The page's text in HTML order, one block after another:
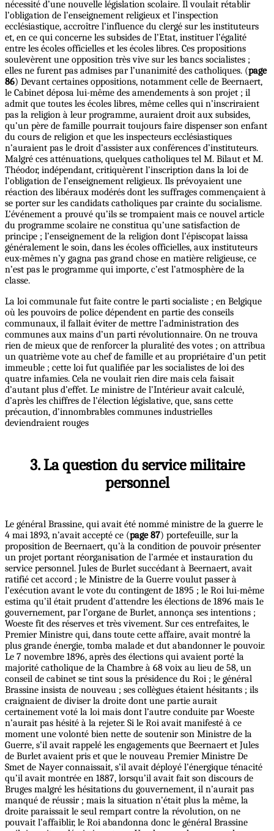
nécessité d’une nouvelle législation scolaire. Il voulait rétablir
l’obligation de l’enseignement religieux et l’inspection
ecclésiastique, accroître l’influence du clergé sur les instituteurs
et, en ce qui concerne les subsides de l’Etat, instituer l’égalité
entre les écoles officielles et les écoles libres. Ces propositions
soulevèrent une opposition très vive sur les bancs socialistes ;
elles ne furent pas admises par l’unanimité des catholiques. (page
86) Devant certaines oppositions, notamment celle de Beernaert,
le Cabinet déposa lui-même des amendements à son projet ; il
admit que toutes les écoles libres, même celles qui n’inscriraient
pas la religion à leur programme, auraient droit aux subsides,
qu’un père de famille pourrait toujours faire dispenser son enfant
du cours de religion et que les inspecteurs ecclésiastiques
n’auraient pas le droit d’assister aux conférences d’instituteurs.
Malgré ces atténuations, quelques catholiques tel M. Bilaut et M.
Théodor, indépendant, critiquèrent l’inscription dans la loi de
l’obligation de l’enseignement religieux. Ils prévoyaient une
réaction des libéraux modérés dont les suffrages commençaient à
se porter sur les candidats catholiques par crainte du socialisme.
L’événement a prouvé qu’ils se trompaient mais ce nouvel article
du programme scolaire ne constitua qu’une satisfaction de
principe ; l’enseignement de la religion dont l’épiscopat laissa
généralement le soin, dans les écoles officielles, aux instituteurs
eux-mêmes n’y gagna pas grand chose en matière religieuse, ce
n’est pas le programme qui importe, c’est l’atmosphère de la
classe.
La loi communale fut faite contre le parti socialiste ; en Belgique
où les pouvoirs de police dépendent en partie des conseils
communaux, il fallait éviter de mettre l’administration des
communes aux mains d’un parti révolutionnaire. On ne trouva
rien de mieux que de renforcer la pluralité des votes ; on attribua
un quatrième vote au chef de famille et au propriétaire d’un petit
immeuble ; cette loi fut qualifiée par les socialistes de loi des
quatre infamies. Cela ne voulait rien dire mais cela faisait
d’autant plus d’effet. Le ministre de l’Intérieur avait calculé,
d’après les chiffres de l’élection législative, que, sans cette
précaution, d’innombrables communes industrielles
deviendraient rouges
3. La question du service militaire
personnel
Le général Brassine, qui avait été nommé ministre de la guerre le
4 mai 1893, n’avait accepté ce (page 87) portefeuille, sur la
proposition de Beernaert, qu’à la condition de pouvoir présenter
un projet portant réorganisation de l’armée et instauration du
service personnel. Jules de Burlet succédant à Beernaert, avait
ratifié cet accord ; le Ministre de la Guerre voulut passer à
l’exécution avant le vote du contingent de 1895 ; le Roi lui-même
estima qu’il était prudent d’attendre les élections de 1896 mais 1e
gouvernement, par l’organe de Burlet, annonça ses intentions ;
Woeste fit des réserves et très vivement. Sur ces entrefaites, le
Premier Ministre qui, dans toute cette affaire, avait montré la
plus grande énergie, tomba malade et dut abandonner le pouvoir.
Le 7 novembre 1896, après des élections qui avaient porté la
majorité catholique de la Chambre à 68 voix au lieu de 58, un
conseil de cabinet se tint sous la présidence du Roi ; le général
Brassine insista de nouveau ; ses collègues étaient hésitants ; ils
craignaient de diviser la droite dont une partie aurait
certainement voté la loi mais dont l’autre conduite par Woeste
n’aurait pas hésité à la rejeter. Si le Roi avait manifesté à ce
moment une volonté bien nette de soutenir son Ministre de la
Guerre, s’il avait rappelé les engagements que Beernaert et Jules
de Burlet avaient pris et que le nouveau Premier Ministre De
Smet de Nayer connaissait, s’il avait déployé l’énergique ténacité
qu’il avait montrée en 1887, lorsqu’il avait fait son discours de
Bruges malgré les hésitations du gouvernement, il n’aurait pas
manqué de réussir ; mais la situation n’était plus la même, la
droite paraissait le seul rempart contre la révolution, on ne
pouvait l’affaiblir, le Roi abandonna donc le général Brassine